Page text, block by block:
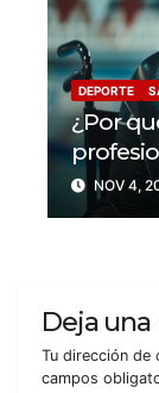
DEPORTE
¿Por
NOV 4,
Deja
Tu dirección de
campos